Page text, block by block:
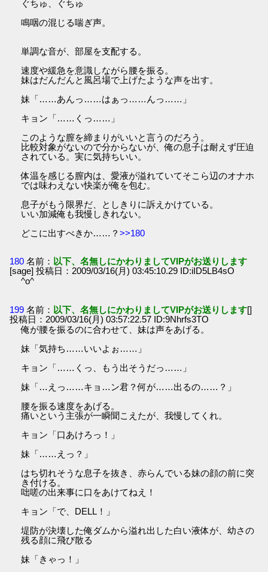
ぐちゅ、ぐちゅ
鳴咽の混じる喘ぎ声。
単調な音が、部屋を支配する。
速度や緩急を意識しながら腰を振る。
妹はだんだんと風呂場で上げたような声を出す。
妹「……あんっ……はぁっ……んっ……」
キョン「……くっ……」
このような膣を締まりがいいと言うのだろう。
比較対象がないので分からないが、俺の息子は耐えず圧迫
されている。実に気持ちいい。
体温を感じる膣内は、愛液が溢れていてそこら辺のオナホ
では味わえない快楽が俺を包む。
息子がもう限界だ、としきりに訴えかけている。
いい加減俺も我慢しきれない。
どこに出すべきか……？>>180
180 名前： 以下、名無しにかわりましてVIPがお送りします
[sage] 投稿日：2009/03/16(月) 03:45:10.29 ID:iID5LB4sO
^o^
199 名前： 以下、名無しにかわりましてVIPがお送りします[]
投稿日：2009/03/16(月) 03:57:22.57 ID:9Nhrfs3TO
俺が腰を振るのに合わせて、妹は声をあげる。
妹「気持ち……いいよぉ……」
キョン「……くっ、もう出そうだっ……」
妹「…えっ……キョ…ン君？何が……出るの……？」
腰を振る速度をあげる。
痛いという主張が一瞬聞こえたが、我慢してくれ。
キョン「口あけろっ！」
妹「……えっ？」
はち切れそうな息子を抜き、赤らんでいる妹の顔の前に突
き付ける。
咄嗟の出来事に口をあけてねえ！
キョン「で、DELL！」
堤防が決壊した俺ダムから溢れ出した白い液体が、幼さの
残る顔に飛び散る
妹「きゃっ！」